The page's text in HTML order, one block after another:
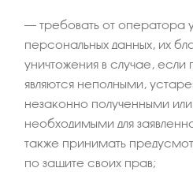
– требовать от оператора
персональных данных, их
уничтожения в случае,
являются неполными,
незаконно полученными или
необходимыми для
также принимать
по защите своих прав;